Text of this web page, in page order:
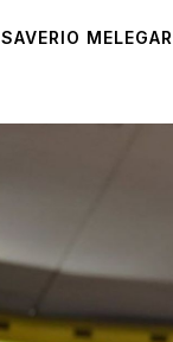
SAVERIO MELEGARI